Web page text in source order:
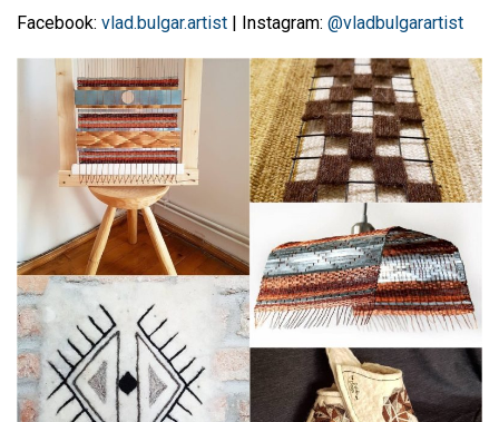
Facebook: vlad.bulgar.artist | Instagram: @vladbulgarartist